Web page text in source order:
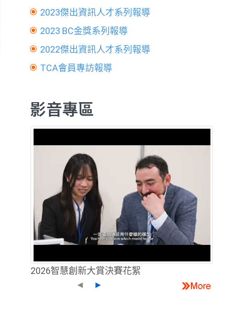
2023傑出資訊人才系列報導
2023 BC金獎系列報導
2022傑出資訊人才系列報導
TCA會員專訪報導
影音專區
2026智慧創新大賞決賽花絮
◄
►